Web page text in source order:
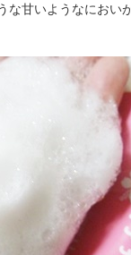
な甘いようなにおい